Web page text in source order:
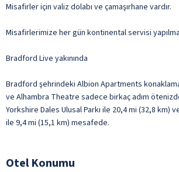
Misafirler için valiz dolabı ve çamaşırhane vardır.
Misafirlerimize her gün kontinental servisi
Bradford Live yakınında
Bradford şehrindeki Albion Apartments
ve Alhambra Theatre sadece birkaç adım
Yorkshire Dales Ulusal Parkı ile 20,4 mi (32,8 km)
ile 9,4 mi (15,1 km) mesafede.
Otel Konumu